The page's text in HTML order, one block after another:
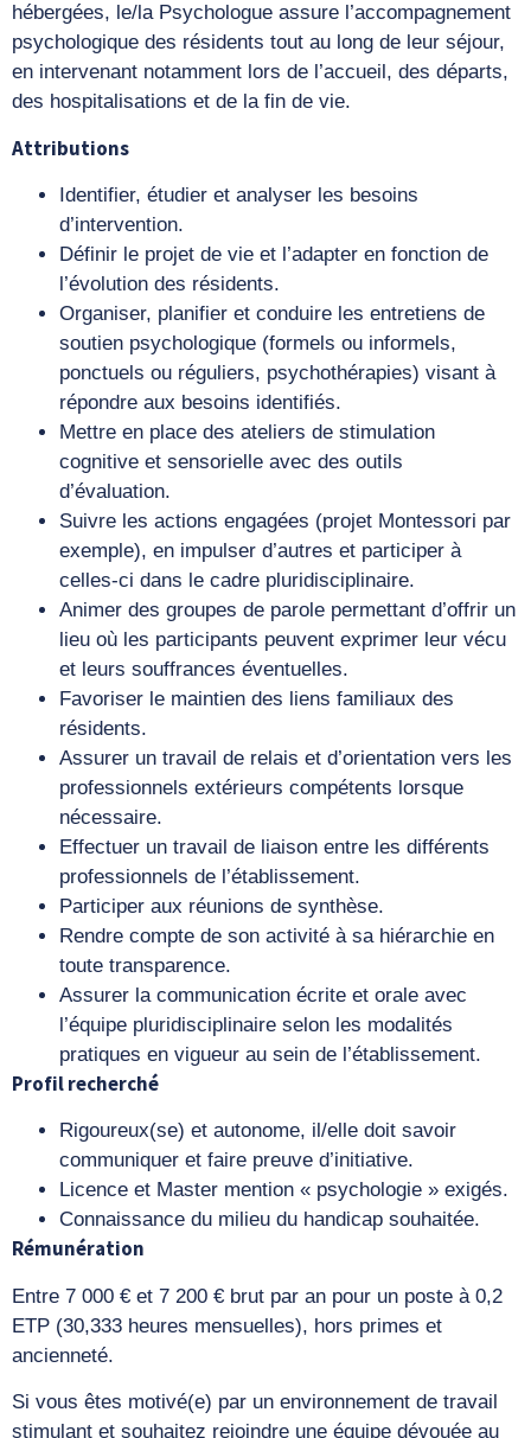
hébergées, le/la Psychologue assure l’accompagnement
psychologique des résidents tout au long de leur séjour,
en intervenant notamment lors de l’accueil, des départs,
des hospitalisations et de la fin de vie.
Attributions
Identifier, étudier et analyser les besoins
d’intervention.
Définir le projet de vie et l’adapter en fonction de
l’évolution des résidents.
Organiser, planifier et conduire les entretiens de
soutien psychologique (formels ou informels,
ponctuels ou réguliers, psychothérapies) visant à
répondre aux besoins identifiés.
Mettre en place des ateliers de stimulation
cognitive et sensorielle avec des outils
d’évaluation.
Suivre les actions engagées (projet Montessori par
exemple), en impulser d’autres et participer à
celles-ci dans le cadre pluridisciplinaire.
Animer des groupes de parole permettant d’offrir un
lieu où les participants peuvent exprimer leur vécu
et leurs souffrances éventuelles.
Favoriser le maintien des liens familiaux des
résidents.
Assurer un travail de relais et d’orientation vers les
professionnels extérieurs compétents lorsque
nécessaire.
Effectuer un travail de liaison entre les différents
professionnels de l’établissement.
Participer aux réunions de synthèse.
Rendre compte de son activité à sa hiérarchie en
toute transparence.
Assurer la communication écrite et orale avec
l’équipe pluridisciplinaire selon les modalités
pratiques en vigueur au sein de l’établissement.
Profil recherché
Rigoureux(se) et autonome, il/elle doit savoir
communiquer et faire preuve d’initiative.
Licence et Master mention « psychologie » exigés.
Connaissance du milieu du handicap souhaitée.
Rémunération
Entre 7 000 € et 7 200 € brut par an pour un poste à 0,2
ETP (30,333 heures mensuelles), hors primes et
ancienneté.
Si vous êtes motivé(e) par un environnement de travail
stimulant et souhaitez rejoindre une équipe dévouée au